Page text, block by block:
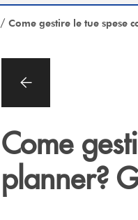
/ Come gestire le tue spese
Come
planner?